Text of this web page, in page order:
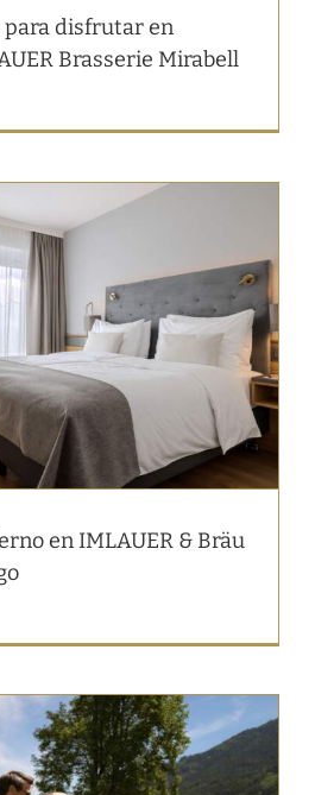
para disfrutar en
Brasserie Mirabell
en IMLAUER & Bräu